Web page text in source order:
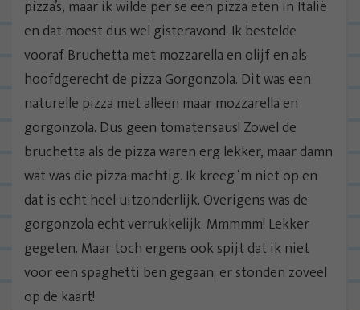
pizza’s, maar ik wilde per se een pizza eten in Italië
en dat moest dus wel gisteravond. Ik bestelde
vooraf Bruchetta met mozzarella en olijf en als
hoofdgerecht de pizza Gorgonzola. Dit was een
naturelle pizza met alleen maar mozzarella en
gorgonzola. Dus geen tomatensaus! Zowel de
bruchetta als de pizza waren erg lekker, maar damn
wat was die pizza machtig. Ik kreeg ‘m niet op en
dat is echt heel uitzonderlijk. Overigens was de
gorgonzola echt verrukkelijk. Mmmmm! Lekker
gegeten. Maar toch ergens ook spijt dat ik niet
voor een spaghetti ben gegaan; er stonden zoveel
op de kaart!